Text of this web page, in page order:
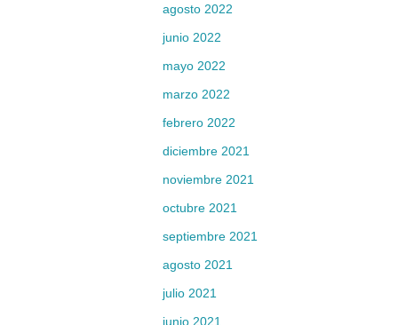
agosto 2022
junio 2022
mayo 2022
marzo 2022
febrero 2022
diciembre 2021
noviembre 2021
octubre 2021
septiembre 2021
agosto 2021
julio 2021
junio 2021